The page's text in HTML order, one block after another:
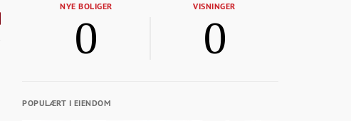
NYE BOLIGER
0
VISNINGER
0
POPULÆRT I EIENDOM